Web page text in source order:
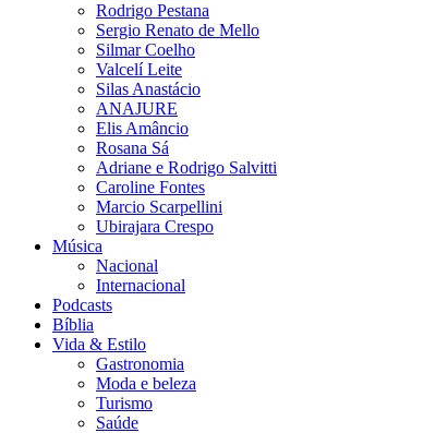
Rodrigo Pestana
Sergio Renato de Mello
Silmar Coelho
Valcelí Leite
Silas Anastácio
ANAJURE
Elis Amâncio
Rosana Sá
Adriane e Rodrigo Salvitti
Caroline Fontes
Marcio Scarpellini
Ubirajara Crespo
Música
Nacional
Internacional
Podcasts
Bíblia
Vida & Estilo
Gastronomia
Moda e beleza
Turismo
Saúde